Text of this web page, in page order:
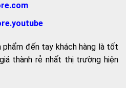
đến tay khách hàng là tốt
thành rẻ nhất thị trường hiện